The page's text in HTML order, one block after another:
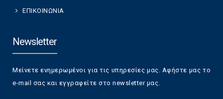
ΕΠΙΚΟΙΝΩΝΙΑ
Newsletter
Μείνετε ενημερωμένοι για τις υπηρεσίες μας. Αφήστε μας το
e-mail σας και εγγραφείτε στο newsletter μας.